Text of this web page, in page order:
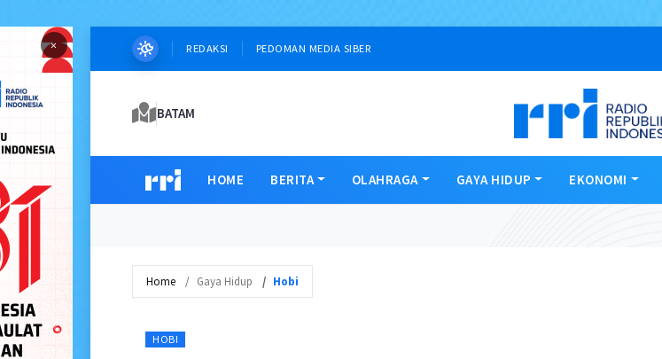
× REDAKSI PEDOMAN MEDIA SIBER
BATAM
HOME BERITA OLAHRAGA GAYA HIDUP EKONOMI
Home Gaya Hidup Hobi
HOBI